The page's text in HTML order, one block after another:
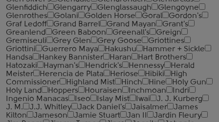
Glenfiddich
Glengarry Glenglassaugh
Glengoyne
Glenrothes
Golani Golden Horse Goral
Gordon's
Graf Ledoff
Grand Barrel Grand Mayan
Grant's
Greanlend
Green Baboon Greenall's
Greign
Gremiseuli
Grey Glen Grey Goose
Griottines
Griottini
Guerrero Maya Hakushu
Hammer + Sickle
Handsa
Hankey Bannister Haran
Hart Brothers
Hatozaki
Hayman's Hendrick's Hennessy
Herald
Meister
Herencia de Plata Heriose Hibiki
High
Commissioner
Highland Mist Hinch Hine
Holy Gun
Holy Land
Hoppers Houraisen Inchmoan
Indri
Ingenio Manacas
Iseo Islay Mist Iwai
J. J. Kurberg
J. M.
J.J. Whitley Jack Daniel's Jaisalmer
James
Kilton
Jameson Jamie Stuart Jan II
Jardin Fleury